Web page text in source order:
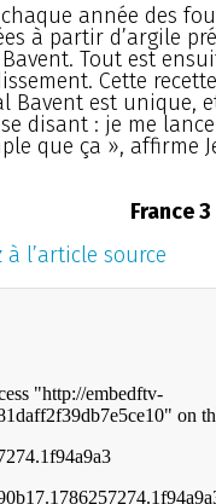
année des
à partir d’argile
Tout est
Cette
Bavent est unique,
disant : je me
que ça », affirme
France
à l’article source